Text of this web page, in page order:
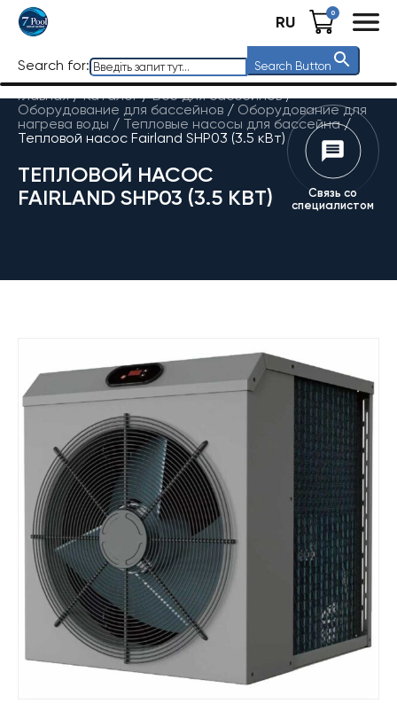
RU 0
Search for: Search Button
Главная / Каталог/Все для бассейнов/
Оборудование для бассейнов / Оборудование для
нагрева воды / Тепловые насосы для бассейна/
Тепловой насос Fairland SHP03 (3.5 кВт)
ТЕПЛОВОЙ НАСОС
FAIRLAND SHP03 (3.5 КВТ)
Связь со
специалистом